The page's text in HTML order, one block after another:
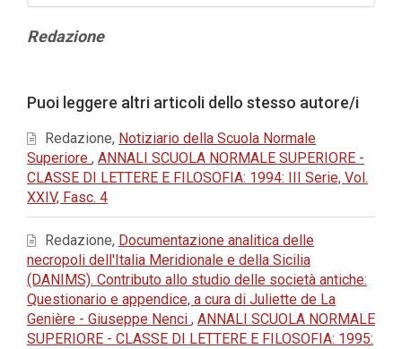
Contenuto
Redazione
dell'articolo
Puoi leggere altri articoli dello stesso autore/i
Redazione, Notiziario della Scuola Normale
Superiore , ANNALI SCUOLA NORMALE SUPERIORE -
CLASSE DI LETTERE E FILOSOFIA: 1994: III Serie, Vol.
XXIV, Fasc. 4
Redazione, Documentazione analitica delle
necropoli dell'Italia Meridionale e della Sicilia
(DANIMS). Contributo allo studio delle società antiche:
Questionario e appendice, a cura di Juliette de La
Genière - Giuseppe Nenci , ANNALI SCUOLA NORMALE
SUPERIORE - CLASSE DI LETTERE E FILOSOFIA: 1995: